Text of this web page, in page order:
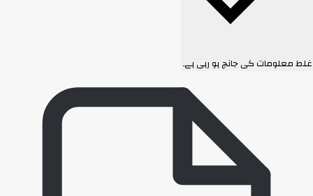
غلط معلومات کی جانچ ہو رہی ہے۔